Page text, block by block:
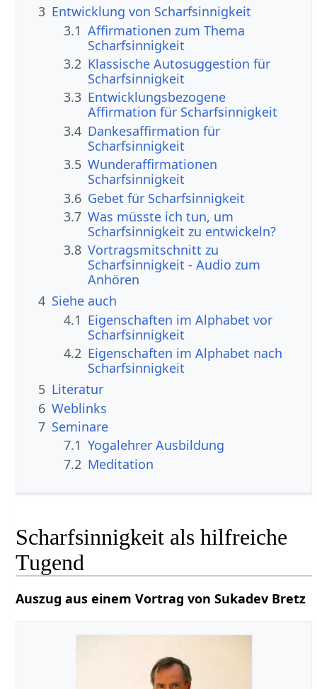
3 Entwicklung von Scharfsinnigkeit
3.1 Affirmationen zum Thema
Scharfsinnigkeit
3.2 Klassische Autosuggestion für
Scharfsinnigkeit
3.3 Entwicklungsbezogene
Affirmation für Scharfsinnigkeit
3.4 Dankesaffirmation für
Scharfsinnigkeit
3.5 Wunderaffirmationen
Scharfsinnigkeit
3.6 Gebet für Scharfsinnigkeit
3.7 Was müsste ich tun, um
Scharfsinnigkeit zu entwickeln?
3.8 Vortragsmitschnitt zu
Scharfsinnigkeit - Audio zum
Anhören
4 Siehe auch
4.1 Eigenschaften im Alphabet vor
Scharfsinnigkeit
4.2 Eigenschaften im Alphabet nach
Scharfsinnigkeit
5 Literatur
6 Weblinks
7 Seminare
7.1 Yogalehrer Ausbildung
7.2 Meditation
Scharfsinnigkeit als hilfreiche
Tugend
Auszug aus einem Vortrag von Sukadev Bretz